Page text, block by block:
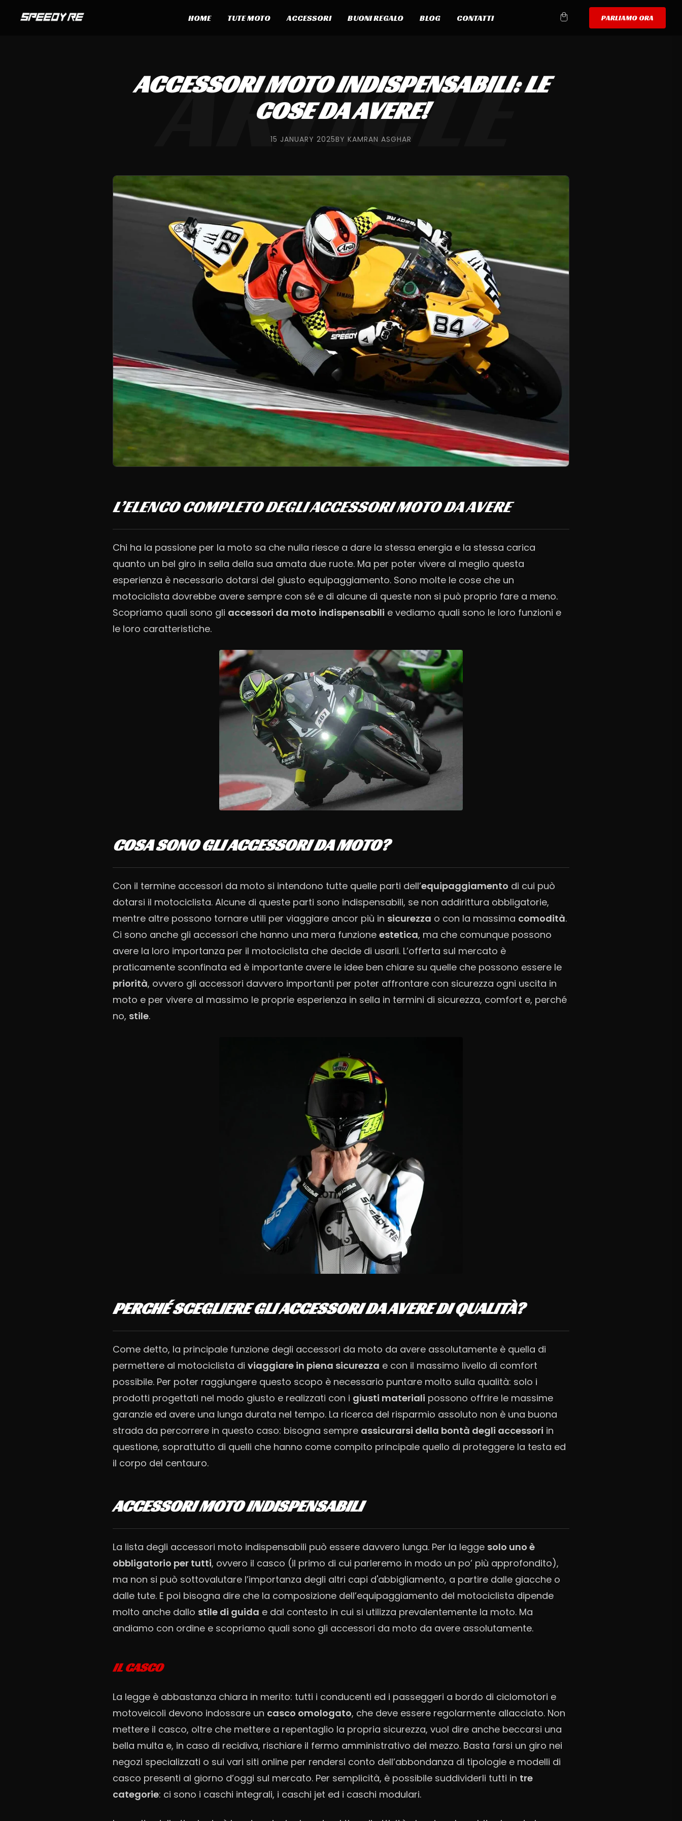
HOME TUTE MOTO ACCESSORI BUONI REGALO BLOG CONTATTI Carrello PARLIAMO ORA
ARTICLE
ACCESSORI MOTO INDISPENSABILI: LE
COSE DA AVERE!
15 JANUARY 2025BY KAMRAN ASGHAR
L’ELENCO COMPLETO DEGLI ACCESSORI MOTO DA AVERE
Chi ha la passione per la moto sa che nulla riesce a dare la stessa energia e la stessa carica
quanto un bel giro in sella della sua amata due ruote. Ma per poter vivere al meglio questa
esperienza è necessario dotarsi del giusto equipaggiamento. Sono molte le cose che un
motociclista dovrebbe avere sempre con sé e di alcune di queste non si può proprio fare a meno.
Scopriamo quali sono gli accessori da moto indispensabili e vediamo quali sono le loro funzioni e
le loro caratteristiche.
COSA SONO GLI ACCESSORI DA MOTO?
Con il termine accessori da moto si intendono tutte quelle parti dell’equipaggiamento di cui può
dotarsi il motociclista. Alcune di queste parti sono indispensabili, se non addirittura obbligatorie,
mentre altre possono tornare utili per viaggiare ancor più in sicurezza o con la massima comodità.
Ci sono anche gli accessori che hanno una mera funzione estetica, ma che comunque possono
avere la loro importanza per il motociclista che decide di usarli. L’offerta sul mercato è
praticamente sconfinata ed è importante avere le idee ben chiare su quelle che possono essere le
priorità, ovvero gli accessori davvero importanti per poter affrontare con sicurezza ogni uscita in
moto e per vivere al massimo le proprie esperienza in sella in termini di sicurezza, comfort e, perché
no, stile.
PERCHÉ SCEGLIERE GLI ACCESSORI DA AVERE DI QUALITÀ?
Come detto, la principale funzione degli accessori da moto da avere assolutamente è quella di
permettere al motociclista di viaggiare in piena sicurezza e con il massimo livello di comfort
possibile. Per poter raggiungere questo scopo è necessario puntare molto sulla qualità: solo i
prodotti progettati nel modo giusto e realizzati con i giusti materiali possono offrire le massime
garanzie ed avere una lunga durata nel tempo. La ricerca del risparmio assoluto non è una buona
strada da percorrere in questo caso: bisogna sempre assicurarsi della bontà degli accessori in
questione, soprattutto di quelli che hanno come compito principale quello di proteggere la testa ed
il corpo del centauro.
ACCESSORI MOTO INDISPENSABILI
La lista degli accessori moto indispensabili può essere davvero lunga. Per la legge solo uno è
obbligatorio per tutti, ovvero il casco (il primo di cui parleremo in modo un po’ più approfondito),
ma non si può sottovalutare l’importanza degli altri capi d'abbigliamento, a partire dalle giacche o
dalle tute. E poi bisogna dire che la composizione dell’equipaggiamento del motociclista dipende
molto anche dallo stile di guida e dal contesto in cui si utilizza prevalentemente la moto. Ma
andiamo con ordine e scopriamo quali sono gli accessori da moto da avere assolutamente.
IL CASCO
La legge è abbastanza chiara in merito: tutti i conducenti ed i passeggeri a bordo di ciclomotori e
motoveicoli devono indossare un casco omologato, che deve essere regolarmente allacciato. Non
mettere il casco, oltre che mettere a repentaglio la propria sicurezza, vuol dire anche beccarsi una
bella multa e, in caso di recidiva, rischiare il fermo amministrativo del mezzo. Basta farsi un giro nei
negozi specializzati o sui vari siti online per rendersi conto dell’abbondanza di tipologie e modelli di
casco presenti al giorno d’oggi sul mercato. Per semplicità, è possibile suddividerli tutti in tre
categorie: ci sono i caschi integrali, i caschi jet ed i caschi modulari.